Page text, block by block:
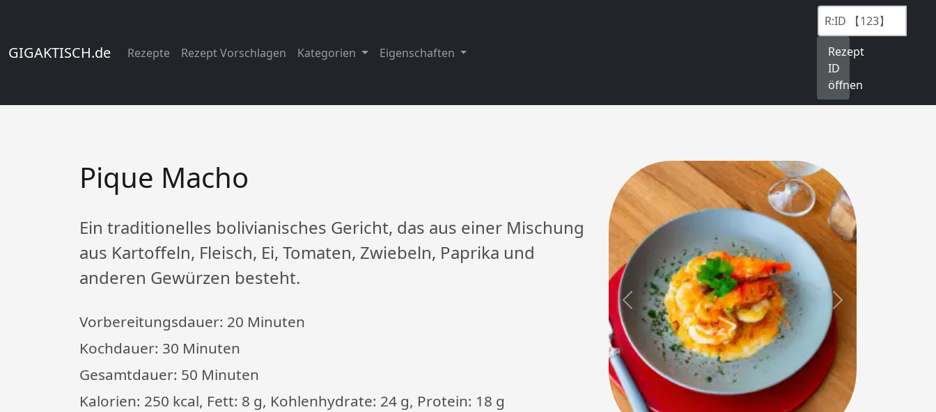
GIGAKTISCH.de Rezepte Rezept Vorschlagen Kategorien Eigenschaften
Rezept
ID
öffnen
Pique Macho
Ein traditionelles bolivianisches Gericht, das aus einer Mischung
aus Kartoffeln, Fleisch, Ei, Tomaten, Zwiebeln, Paprika und
anderen Gewürzen besteht.
Vorbereitungsdauer: 20 Minuten
Kochdauer: 30 Minuten
Gesamtdauer: 50 Minuten
Kalorien: 250 kcal, Fett: 8 g, Kohlenhydrate: 24 g, Protein: 18 g
Previous Next